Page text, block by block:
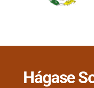
Hágase